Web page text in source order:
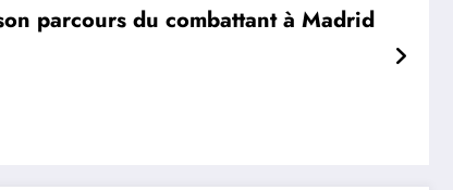
parcours du combattant à Madrid